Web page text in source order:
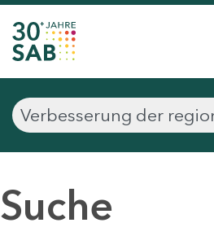
Suche